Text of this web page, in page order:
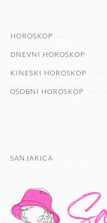
HOROSKOP
DNEVNI HOROSKOP
KINESKI HOROSKOP
OSOBNI HOROSKOP
SANJARICA